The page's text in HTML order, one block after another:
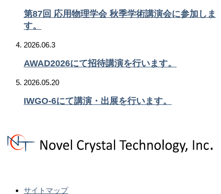
第87回 応用物理学会 秋季学術講演会に参加しま
す。
2026.06.3
AWAD2026にて招待講演を行います。
2026.05.20
IWGO-6にて講演・出展を行います。
サイトマップ